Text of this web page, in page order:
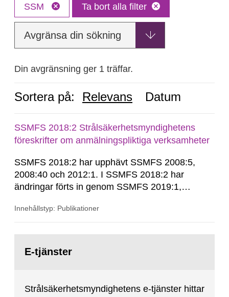
SSM Ta bort alla filter
Avgränsa din sökning
Din avgränsning ger 1 träffar.
Sortera på: Relevans Datum
SSMFS 2018:2 Strålsäkerhetsmyndighetens
föreskrifter om anmälningspliktiga verksamheter
SSMFS 2018:2 har upphävt SSMFS 2008:5,
2008:40 och 2012:1. I SSMFS 2018:2 har
ändringar förts in genom SSMFS 2019:1,
Innehållstyp: Publikationer
sida:E-tjänster
Strålsäkerhetsmyndighetens e-tjänster hittar